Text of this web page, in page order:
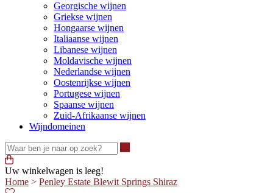
Georgische wijnen
Griekse wijnen
Hongaarse wijnen
Italiaanse wijnen
Libanese wijnen
Moldavische wijnen
Nederlandse wijnen
Oostenrijkse wijnen
Portugese wijnen
Spaanse wijnen
Zuid-Afrikaanse wijnen
Wijndomeinen
Uw winkelwagen is leeg!
Home > Penley Estate Blewit Springs Shiraz